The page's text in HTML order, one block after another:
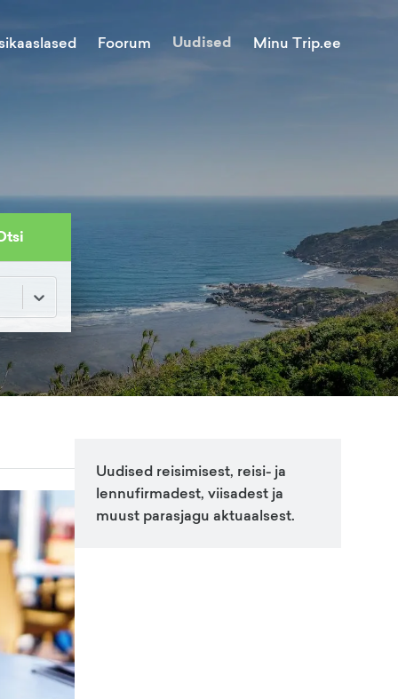
Foorum Uudised Minu Trip.ee
Uudised reisimisest, reisi- ja
lennufirmadest, viisadest ja
muust parasjagu aktuaalsest.